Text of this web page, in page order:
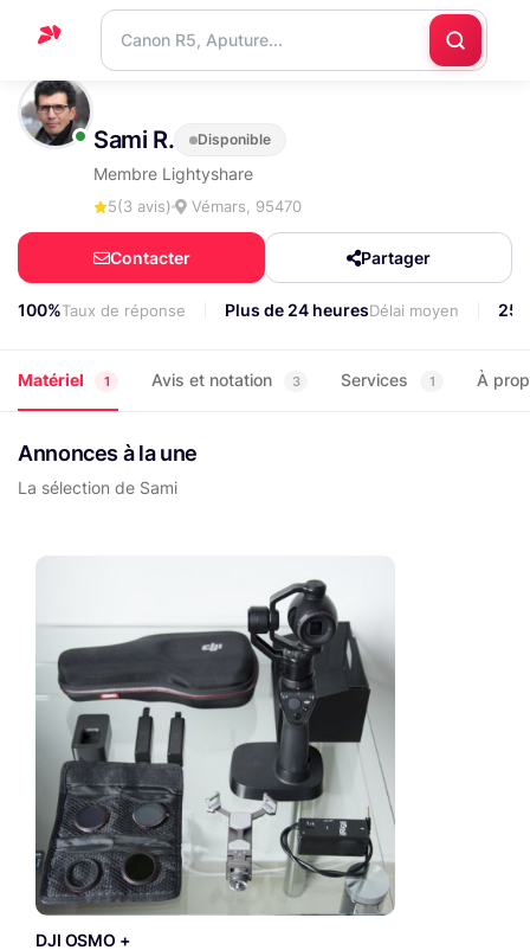
Accueil
Support
Nous
contacter
Sami R. Disponible
Membre Lightyshare
5(3 avis) Vémars, 95470
Contacter Partager
100%Taux de réponse Plus de 24 heuresDélai moyen
Matériel 1 Avis et notation 3 Services 1 À
Annonces à la une
La sélection de Sami
DJI OSMO +